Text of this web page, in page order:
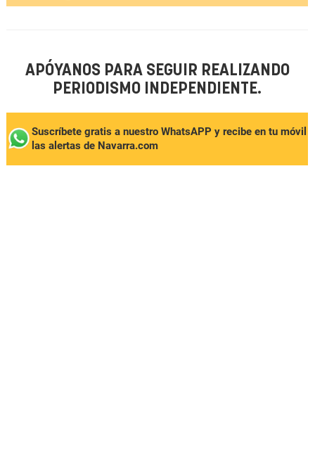
APÓYANOS PARA SEGUIR REALIZANDO
PERIODISMO INDEPENDIENTE.
Suscríbete gratis a nuestro WhatsAPP y recibe en tu móvil
las alertas de Navarra.com